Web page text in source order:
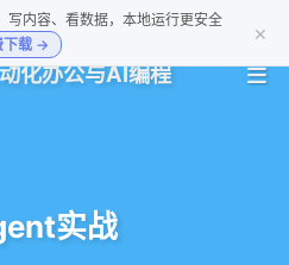
写内容、看数据，本地运行更安全
下载 →
×
化办公与AI编程
实战